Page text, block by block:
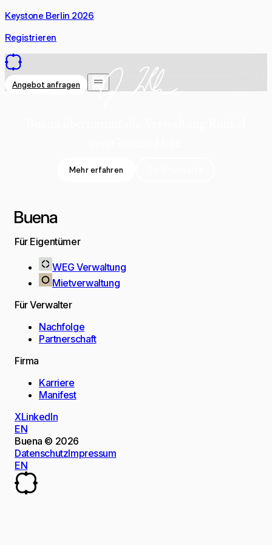
Keystone Berlin 2026
Registrieren
Angebot anfragen
Mehr erfahren
Für Eigentümer
WEG Verwaltung
Mietverwaltung
Für Verwalter
Nachfolge
Partnerschaft
Firma
Karriere
Manifest
XLinkedIn
EN
Buena © 2026
DatenschutzImpressum
EN